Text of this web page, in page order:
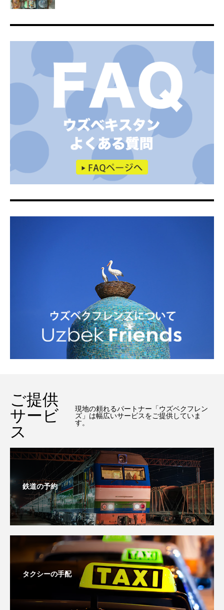
ご提供
サービ
ス
現地の頼れるパートナー「ウズベクフレン
ズ」は幅広いサービスをご提供していま
す。
鉄道の予約
タクシーの手配